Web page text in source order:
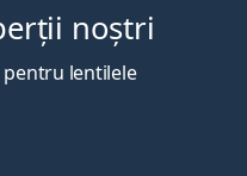
noștri
lentilele